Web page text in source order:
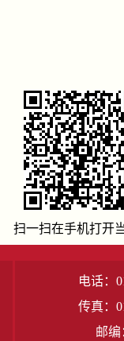
扫一扫在手机打开
电话：
传真：
邮编